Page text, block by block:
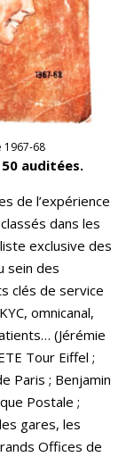
1967-68
auditées.
de l’expérience
dans les
exclusive des
sein des
clés de service
omnicanal,
(Jérémie
Tour Eiffel ;
Paris ; Benjamin
Postale ;
gares, les
Offices de